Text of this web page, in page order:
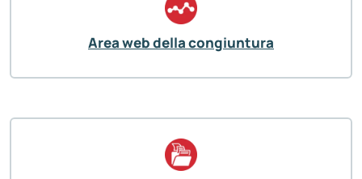
Area web della congiuntura